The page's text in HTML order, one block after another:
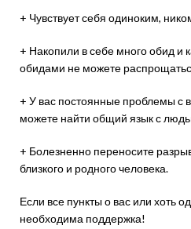
+ Чувствует себя одиноким,
+ Накопили в себе много обид и
обидами не можете
+ У вас постоянные проблемы
можете найти общий язык с
+ Болезненно переносите
близкого и родного человека.
Если все пункты о вас или хоть
необходима поддержка!